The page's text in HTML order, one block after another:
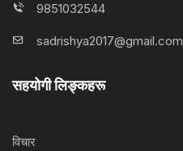
9851032544
sadrishya2017@gmail.com
सहयोगी लिङ्कहरू
विचार